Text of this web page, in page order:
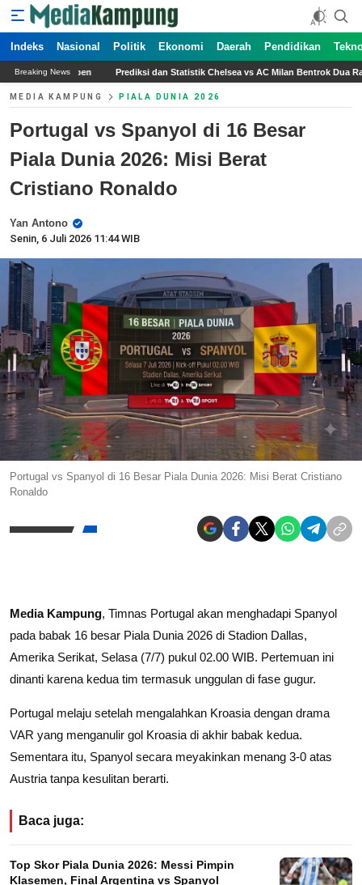
Indeks Nasional Politik Ekonomi Daerah Pendidikan
Breaking News
dan Statistik Chelsea vs AC Milan Bentrok Dua Raksasa Eropa di Jakarta
MEDIA KAMPUNG PIALA DUNIA 2026
Portugal vs Spanyol di 16 Besar
Piala Dunia 2026: Misi Berat
Cristiano Ronaldo
Yan Antono
Senin, 6 Juli 2026 11:44 WIB
Portugal vs Spanyol di 16 Besar Piala Dunia 2026: Misi Berat Cristiano
Ronaldo
Media Kampung, Timnas Portugal akan menghadapi Spanyol
pada babak 16 besar Piala Dunia 2026 di Stadion Dallas,
Amerika Serikat, Selasa (7/7) pukul 02.00 WIB. Pertemuan ini
dinanti karena kedua tim termasuk unggulan di fase gugur.
Portugal melaju setelah mengalahkan Kroasia dengan drama
VAR yang menganulir gol Kroasia di akhir babak kedua.
Sementara itu, Spanyol secara meyakinkan menang 3-0 atas
Austria tanpa kesulitan berarti.
Baca juga:
Top Skor Piala Dunia 2026: Messi Pimpin
Klasemen, Final Argentina vs Spanyol